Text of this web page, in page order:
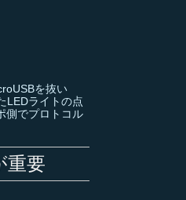
を抜い
LEDライトの点
側でプロトコル
重要